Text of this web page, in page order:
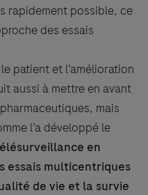
rapidement possible, ce
des essais
patient et l’amélioration
aussi à mettre en avant
mais
l’a développé le
en
essais multicentriques
de vie et la survie